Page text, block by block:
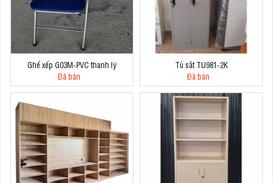
Ghế xếp G03M-PVC thanh lý
Đã bán
Tủ sắt TU981-2K
Đã bán